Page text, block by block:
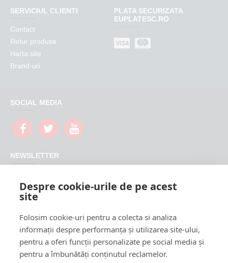
SERVICIUL CLIENTI
Contact
Retur produse
Harta site
Brand-uri
PLATA SECURIZATA
EUPLATESC.RO
SOCIAL MEDIA
NEWSLETTER
FeederShop
CAPTCHA
Please complete the
captcha validation
Despre cookie-urile de pe acest
site
Folosim cookie-uri pentru a colecta si analiza
informații despre performanța și utilizarea site-ului,
pentru a oferi funcții personalizate pe social media și
pentru a îmbunătăți conținutul reclamelor.